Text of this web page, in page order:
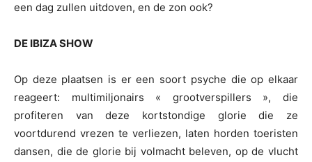
een dag zullen uitdoven, en de zon ook?
DE IBIZA SHOW
Op deze plaatsen is er een soort psyche die op elkaar
reageert: multimiljonairs « grootverspillers », die
profiteren van deze kortstondige glorie die ze
voortdurend vrezen te verliezen, laten horden toeristen
dansen, die de glorie bij volmacht beleven, op de vlucht